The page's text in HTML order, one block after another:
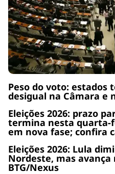
Peso do voto: estados
desigual na Câmara e
Eleições 2026: prazo
termina nesta quarta-
em nova fase; confira
Eleições 2026: Lula
Nordeste, mas avança
BTG/Nexus